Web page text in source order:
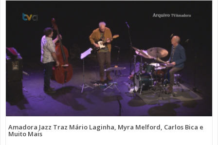
Amadora Jazz Traz Mário Laginha, Myra Melford, Carlos Bica e
Muito Mais